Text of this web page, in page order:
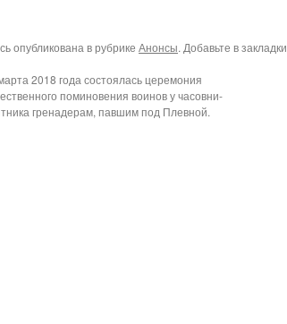
опубликована в рубрике Анонсы. Добавьте в закладки
2018 года состоялась церемония
поминовения воинов у часовни-
гренадерам, павшим под Плевной.